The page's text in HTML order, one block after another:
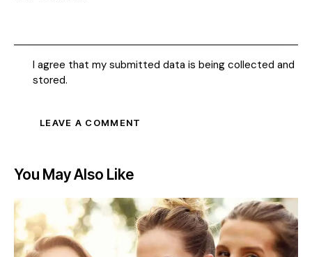
I agree that my submitted data is being collected and
stored.
You May Also Like